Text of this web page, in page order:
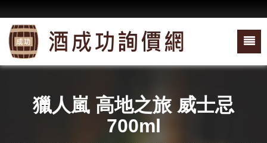
獵人嵐 高地之旅 威士忌
700ml